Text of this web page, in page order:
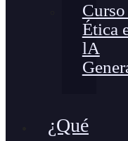
Ética
lA
¿Qué